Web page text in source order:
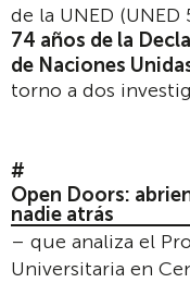
de la UNED
74 años de la
de Naciones
torno a dos
Open Doors:
nadie atrás
– que analiza el
Universitaria en